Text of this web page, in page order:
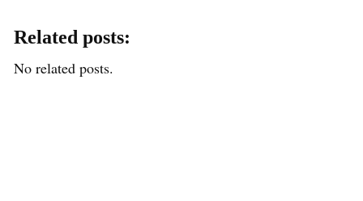
Related posts:
No related posts.